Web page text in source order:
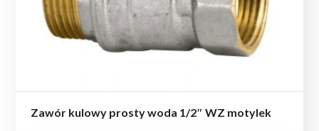
Zawór kulowy prosty woda 1/2″ WZ motylek